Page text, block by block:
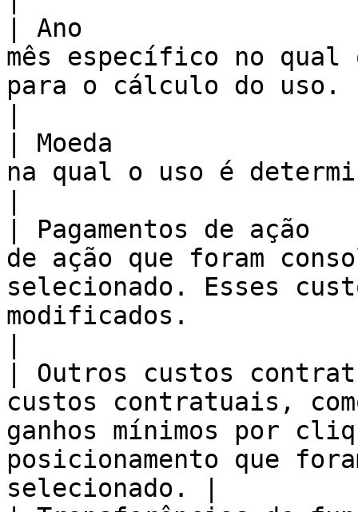
| Ano
mês específico no
para o cálculo do uso.
| Moeda
na qual o uso é
| Pagamentos de
de ação que foram
selecionado. Esses
modificados.
| Outros custos
custos contratuais,
ganhos mínimos por
posicionamento que
selecionado. |